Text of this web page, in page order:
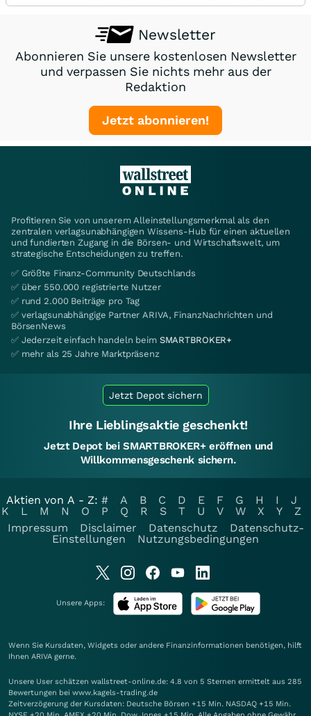
Newsletter
Abonnieren Sie unsere kostenlosen Newsletter
und verpassen Sie nichts mehr aus der
Redaktion
Jetzt abonnieren!
Profitieren Sie von unserem Alleinstellungsmerkmal als den
zentralen verlagsunabhängigen Wissens-Hub für einen aktuellen
und fundierten Zugang in die Börsen- und Wirtschaftswelt, um
strategische Entscheidungen zu treffen.
✅ Größte Finanz-Community Deutschlands
✅ über 550.000 registrierte Nutzer
✅ rund 2.000 Beiträge pro Tag
✅ verlagsunabhängige Partner ARIVA, FinanzNachrichten und
BörsenNews
✅ Jederzeit einfach handeln beim SMARTBROKER+
✅ mehr als 25 Jahre Marktpräsenz
Jetzt Depot sichern
Ihre Lieblingsaktie geschenkt!
Jetzt Depot bei SMARTBROKER+ eröffnen und
Willkommensgeschenk sichern.
Aktien von A - Z: # A B C D E F G H I
J
K
L M N O P Q R S T U V W X Y
Z
Impressum
Disclaimer Datenschutz
Datenschutz-
Einstellungen
Nutzungsbedingungen
Unsere Apps:
Wenn Sie Kursdaten, Widgets oder andere Finanzinformationen benötigen, hilft
Ihnen ARIVA gerne.
Unsere User schätzen wallstreet-online.de: 4.8 von 5 Sternen ermittelt aus 285
Bewertungen bei www.kagels-trading.de
Zeitverzögerung der Kursdaten: Deutsche Börsen +15 Min. NASDAQ +15 Min.